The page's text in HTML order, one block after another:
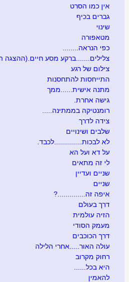
אין כמו הסרט
גברים בכיף
שינוי
מטאפורה
כפי הנראה........
צלילים.......ברקע מסע חיים.(ההצגה
צילום של רגע
התייחסות להתחסנות
מתנה אישית......ממך
גישה אחרת.
רומנטיקה בממתינה.....
צידה לדרך
שלבים ושינויים
לא לבכות..............לכבד.
על דא ועל הא
לי זה מתאים
שניים ועדיין
שניים
איפה זה..............?
דרך בעולם
הזיה עולמית
מעמק הסודי
דרך הכוכבים
עולה האור.....אחרי הלילה
רחוק מקרוב
היא בכל......
להאמין